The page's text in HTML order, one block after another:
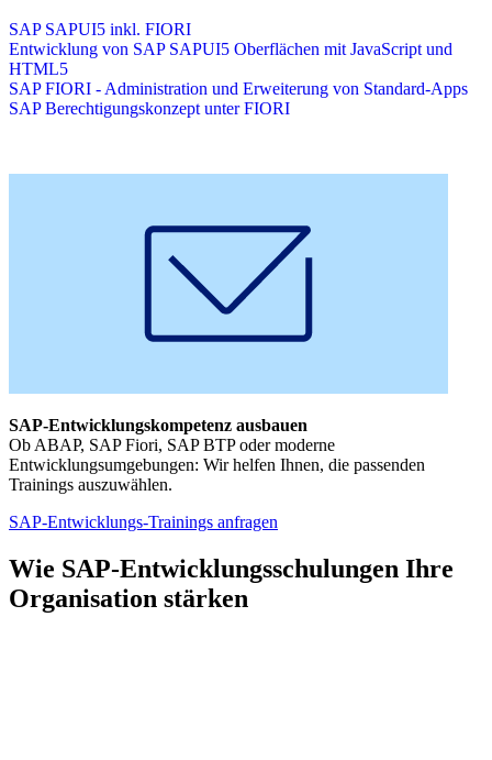
SAP SAPUI5 inkl. FIORI
Entwicklung von SAP SAPUI5 Oberflächen mit JavaScript und
HTML5
SAP FIORI - Administration und Erweiterung von Standard-Apps
SAP Berechtigungskonzept unter FIORI
SAP-Entwicklungskompetenz ausbauen
Ob ABAP, SAP Fiori, SAP BTP oder moderne
Entwicklungsumgebungen: Wir helfen Ihnen, die passenden
Trainings auszuwählen.
SAP-Entwicklungs-Trainings anfragen
Wie SAP-Entwicklungsschulungen Ihre
Organisation stärken